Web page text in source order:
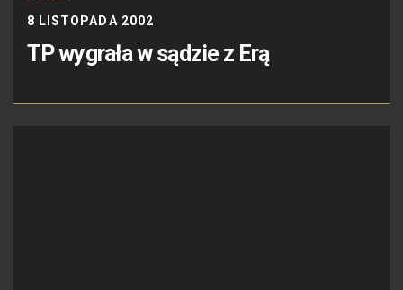
8 LISTOPADA 2002
TP wygrała w sądzie z Erą